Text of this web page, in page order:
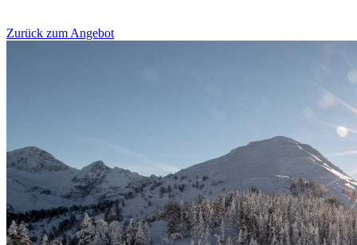
Zurück zum Angebot